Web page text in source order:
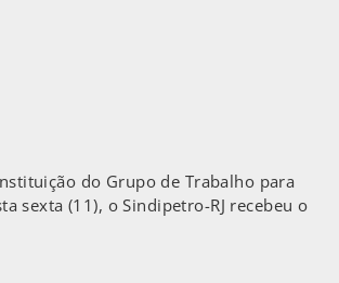
do Grupo de Trabalho para
sexta (11), o Sindipetro-RJ recebeu o